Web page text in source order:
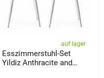
auf lager
Esszimmerstuhl-Set
Yildiz Anthracite and